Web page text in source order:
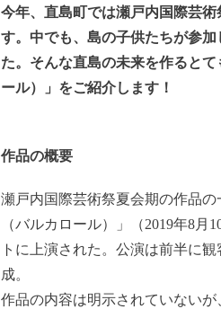
今年、直島町では瀬戸内国際芸
す。 中でも、島の子供たちが参
た。そんな直島の未来を作ると
ール）」をご紹介します！
作品の概要
瀬戸内国際芸術祭夏会期の作品
（バルカロール）」（2019年8
トに上演された。公演は前半に
成。
作品の内容は明示されていない